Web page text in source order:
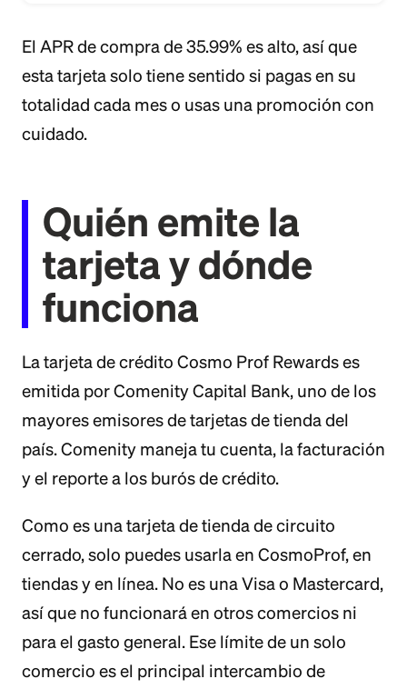
El APR de compra de 35.99% es alto, así que
esta tarjeta solo tiene sentido si pagas en su
totalidad cada mes o usas una promoción con
cuidado.
Quién emite la
tarjeta y dónde
funciona
La tarjeta de crédito Cosmo Prof Rewards es
emitida por Comenity Capital Bank, uno de los
mayores emisores de tarjetas de tienda del
país. Comenity maneja tu cuenta, la facturación
y el reporte a los burós de crédito.
Como es una tarjeta de tienda de circuito
cerrado, solo puedes usarla en CosmoProf, en
tiendas y en línea. No es una Visa o Mastercard,
así que no funcionará en otros comercios ni
para el gasto general. Ese límite de un solo
comercio es el principal intercambio de